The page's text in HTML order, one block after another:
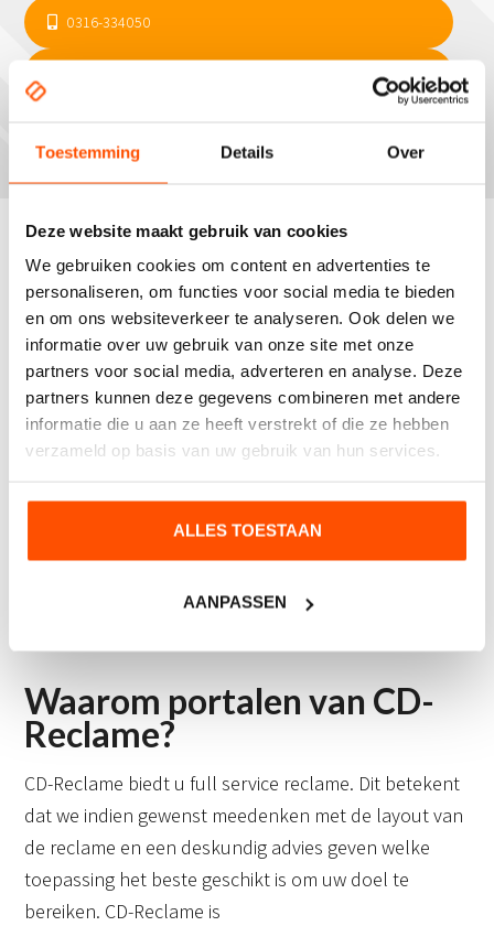
Toestemming Details Over
Deze website maakt gebruik van cookies
We gebruiken cookies om content en advertenties te
personaliseren, om functies voor social media te bieden
en om ons websiteverkeer te analyseren. Ook delen we
informatie over uw gebruik van onze site met onze
partners voor social media, adverteren en analyse. Deze
partners kunnen deze gegevens combineren met andere
informatie die u aan ze heeft verstrekt of die ze hebben
verzameld op basis van uw gebruik van hun services.
ALLES TOESTAAN
AANPASSEN
0316-334050
Portalen in vele soorten en
maten
Voor portalen geldt in het algemeen: zoveel smaken,
zoveel keuzes. Verlicht, onverlicht, met of zonder
temperatuur- en tijdsaanduiding erin? Het kan
plaatsen van een portaal soms een vergunning
verplicht is. Dit is sterk afhankelijk van de plek waar u
helpen bij het ontwerp van uw portalen, maar ook
Waarom portalen van CD-
Reclame?
CD-Reclame biedt u full service reclame. Dit betekent
dat we indien gewenst meedenken met de layout van
de reclame en een deskundig advies geven welke
toepassing het beste geschikt is om uw doel te
bereiken. CD-Reclame is